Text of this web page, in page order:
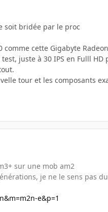
soit bridée par le proc
cette Gigabyte Radeon
test, juste à 30 IPS en Fulll
tour et les composants
sur une mob am2
je ne le sens pas
e&p=1